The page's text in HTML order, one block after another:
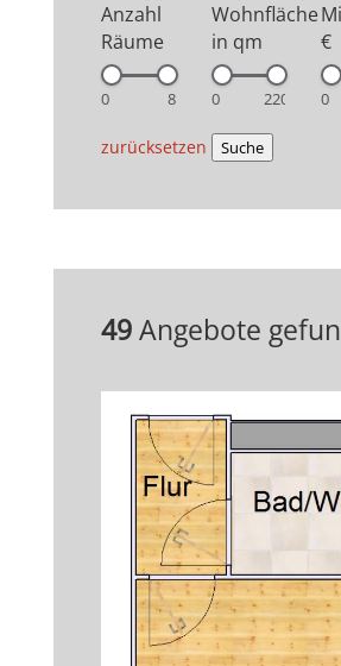
Anzahl
Räume
Wohnfläche
in qm
€
zurücksetzen Suche
49Angebote